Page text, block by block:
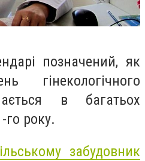
позначений, як
гінекологічного
в багатьох
го року.
забудовник